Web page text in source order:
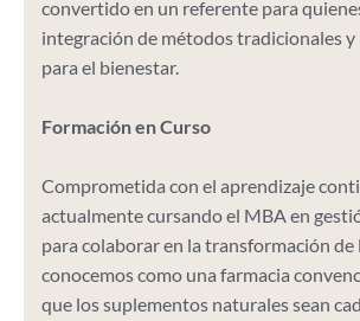
convertido en un referente para
integración de métodos tradicionales
para el bienestar.
Formación en Curso
Comprometida con el aprendizaje
actualmente cursando el MBA en
para colaborar en la transformación de
conocemos como una farmacia
que los suplementos naturales sean